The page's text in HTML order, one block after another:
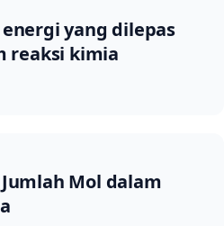
yang dilepas
reaksi kimia
Mol dalam